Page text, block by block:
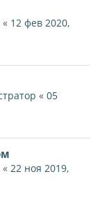
« 12 фев 2020,
« 05
« 22 ноя 2019,